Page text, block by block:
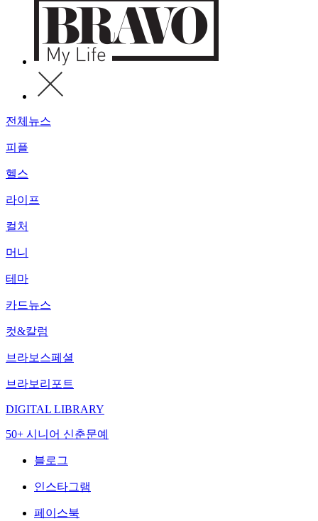
전체뉴스
피플
헬스
라이프
컬처
머니
테마
카드뉴스
컷&칼럼
브라보스페셜
브라보리포트
DIGITAL LIBRARY
50+ 시니어 신춘문예
블로그
인스타그램
페이스북